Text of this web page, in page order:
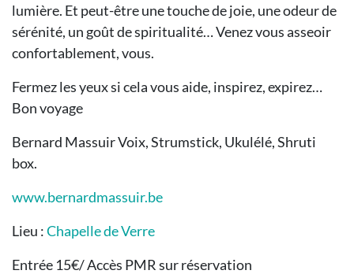
lumière. Et peut-être une touche de joie, une odeur de
sérénité, un goût de spiritualité… Venez vous asseoir
confortablement, vous.
Fermez les yeux si cela vous aide, inspirez, expirez…
Bon voyage
Bernard Massuir Voix, Strumstick, Ukulélé, Shruti
box.
www.bernardmassuir.be
Lieu :Chapelle de Verre
Entrée 15€/ Accès PMR sur réservation